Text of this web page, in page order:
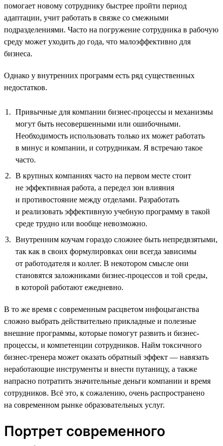
помогает новому сотруднику быстрее пройти период
адаптации, учит работать в связке со смежными
подразделениями. Часто на погружение сотрудника в рабочую
среду может уходить до года, что малоэффективно для
бизнеса.
Однако у внутренних программ есть ряд существенных
недостатков.
Привычные для компании бизнес-процессы и механизмы
могут быть несовершенными или ошибочными.
Необходимость использовать только их может работать
в минус и компании, и сотрудникам. Я встречаю такое
часто.
В крупных компаниях часто на первом месте стоит
не эффективная работа, а передел зон влияния
и противостояние между отделами. Разработать
и реализовать эффективную учебную программу в такой
среде трудно или вообще невозможно.
Внутренним коучам гораздо сложнее быть непредвзятыми,
так как в своих формулировках они всегда зависимы
от работодателя и коллег. В некотором смысле они
становятся заложниками бизнес-процессов и той среды,
в которой работают ежедневно.
В то же время с современным расцветом инфоцыганства
сложно выбрать действительно прикладные и полезные
внешние программы, которые помогут развить и бизнес-
процессы, и компетенции сотрудников. Найм токсичного
бизнес-тренера может оказать обратный эффект — навязать
неработающие инструменты и внести путаницу, а также
напрасно потратить значительные деньги компании и время
сотрудников. Всё это, к сожалению, очень распространено
на современном рынке образовательных услуг.
Портрет современного